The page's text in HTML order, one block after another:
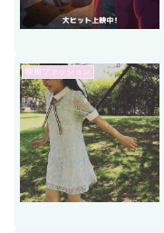
映画ファッション